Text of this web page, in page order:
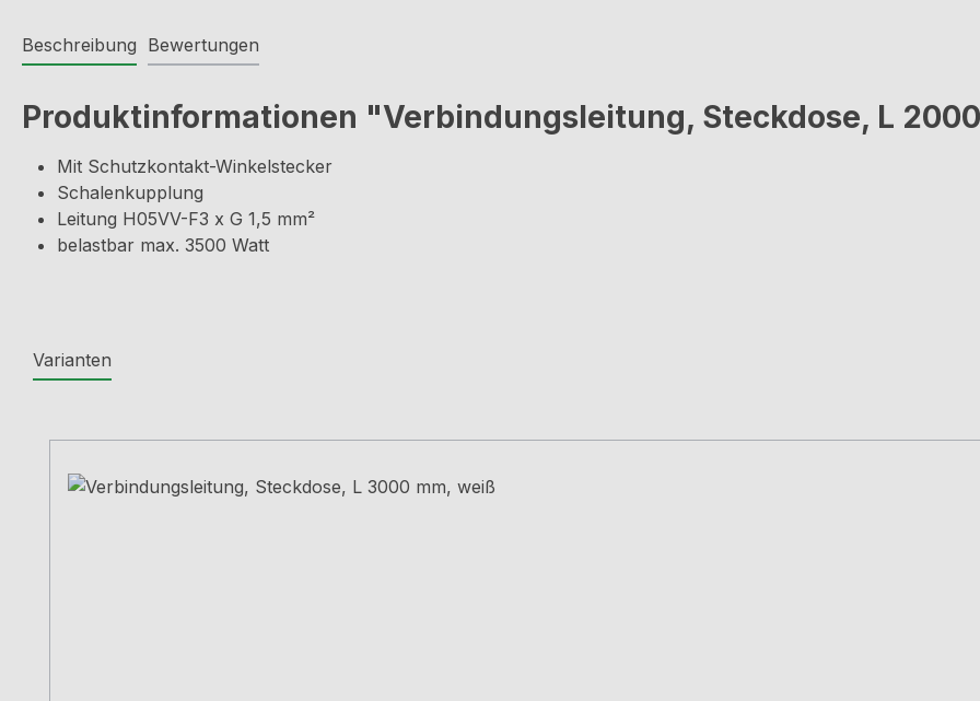
Beschreibung Bewertungen
Produktinformationen "Verbindungsleitung, Steckdose, L
Mit Schutzkontakt-Winkelstecker
Schalenkupplung
Leitung H05VV-F3 x G 1,5 mm²
belastbar max. 3500 Watt
Varianten